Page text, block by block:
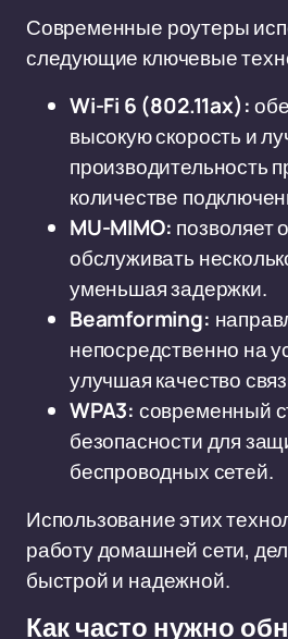
Современные роутеры
следующие ключевые
Wi-Fi 6 (802.11ax):
высокую скорость и
производительность
количестве
MU-MIMO: позволяет
обслуживать
уменьшая задержки.
Beamforming:
непосредственно на
улучшая качество
WPA3: современный
безопасности для
беспроводных сетей.
Использование этих
работу домашней сети,
быстрой и надежной.
Как часто нужно